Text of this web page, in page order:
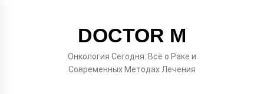
DOCTOR M
Онкология Сегодня: Всё о Раке и
Современных Методах Лечения